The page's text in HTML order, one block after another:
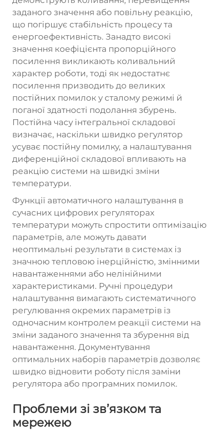
заданого значення або повільну реакцію,
що погіршує стабільність процесу та
енергоефективність. Занадто високі
значення коефіцієнта пропорційного
посилення викликають коливальний
характер роботи, тоді як недостатнє
посилення призводить до великих
постійних помилок у сталому режимі й
поганої здатності подолання збурень.
Постійна часу інтегральної складової
визначає, наскільки швидко регулятор
усуває постійну помилку, а налаштування
диференційної складової впливають на
реакцію системи на швидкі зміни
температури.
Функції автоматичного налаштування в
сучасних цифрових регуляторах
температури можуть спростити оптимізацію
параметрів, але можуть давати
неоптимальні результати в системах із
значною тепловою інерційністю, змінними
навантаженнями або нелінійними
характеристиками. Ручні процедури
налаштування вимагають систематичного
регулювання окремих параметрів із
одночасним контролем реакції системи на
зміни заданого значення та збурення від
навантаження. Документування
оптимальних наборів параметрів дозволяє
швидко відновити роботу після заміни
регулятора або програмних помилок.
Проблеми зі зв’язком та
мережею